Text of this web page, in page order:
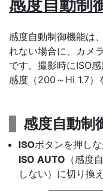
感度自動制
感度自動制御機能は
れない場合に、カメ
です。撮影時にISO
感度（200～Hi 1.7）
感度自動制
Sボタンを押し
ISO AUTO （感度
しない）に切り換